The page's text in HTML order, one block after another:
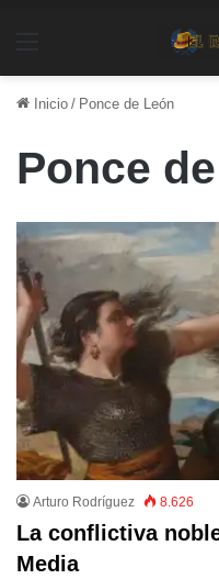
Inicio / Ponce de León
Ponce
Arturo Rodríguez 8.626
La conflictiva
Media